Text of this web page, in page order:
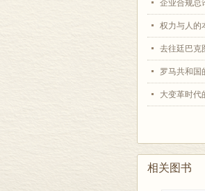
企业合规总
权力与人的
去往廷巴克
罗马共和国
大变革时代
相关图书